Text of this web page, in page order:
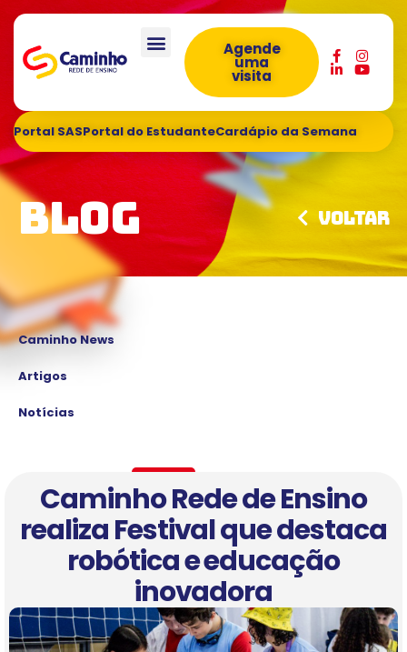
Agende
uma
visita
Portal SASPortal do EstudanteCardápio da Semana
Blog Voltar
Caminho News
Artigos
Notícias
Caminho Rede de Ensino
realiza Festival que destaca
robótica e educação
inovadora